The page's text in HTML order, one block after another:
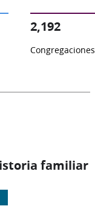
2,192
Congregaciones
familiar